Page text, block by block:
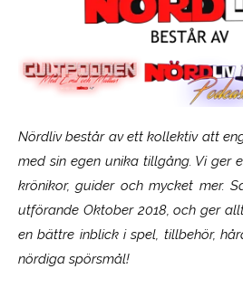
Nördliv består av ett kollektiv att
med sin egen unika tillgång. Vi ger
krönikor, guider och mycket mer.
utförande Oktober 2018, och ger
en bättre inblick i spel, tillbehör,
nördiga spörsmål!